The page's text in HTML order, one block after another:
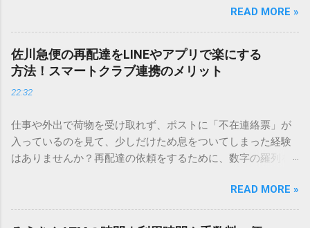
てしまいますよね。多くの人が「IMEパッド（手書き入力）」
を使いますが、実はマウスで一画ずつ書くのは非効率です
し、似た漢字が多すぎて結局見つからないことも少なくあり
ません。 そこで今回は、IMEパッドを使わずに、特定のコー
ドを打ち込むだけで一瞬で旧字や外字、特殊記号を呼び出す
「文字コード入力」のテクニックを詳しく解説します。 この
必要はありません。 1. なぜ「変換」しても旧字・外字が出て
こないのか？ そもそも、なぜ普通の変換で出てこない漢字が
あるのでしょうか。その理由は、パソコンが文字を認識する
は、JIS規格（日本産業規格）によって「第1水準」「第2水
準」といった形で整理されています。しかし、人名や地名に
READ MORE »
佐川急便の再配達をLINEやアプリで楽にする
方法！スマートクラブ連携のメリット
22:32
仕事や外出で荷物を受け取れず、ポストに「不在連絡票」が
入っているのを見て、少しだけため息をついてしまった経験
はありませんか？再配達の依頼をするために、数字の羅列を
ことに申し訳なさを感じたりすることもあるかもしれませ
ん。 「もっとスムーズに、自分のタイミングで受け取りた
い」 「わざわざ電話をかけずに、スマホ一つで完結させた
READ MORE »